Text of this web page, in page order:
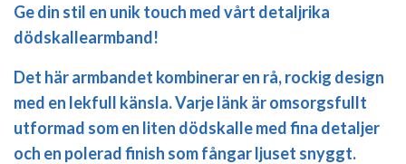
Ge din stil en unik touch med vårt detaljrika
dödskallearmband!
Det här armbandet kombinerar en rå, rockig design
med en lekfull känsla. Varje länk är omsorgsfullt
utformad som en liten dödskalle med fina detaljer
och en polerad finish som fångar ljuset snyggt.